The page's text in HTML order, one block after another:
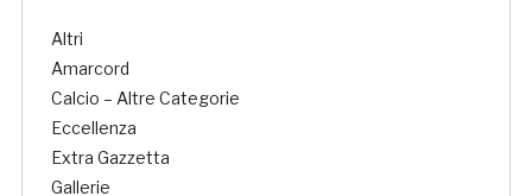
Altri
Amarcord
Calcio – Altre Categorie
Eccellenza
Extra Gazzetta
Gallerie